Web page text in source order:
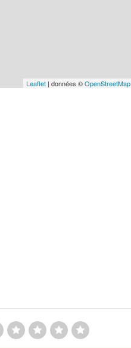
Leaflet | données ©OpenStreetMap